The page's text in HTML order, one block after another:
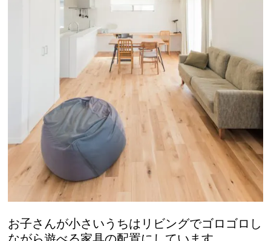
お子さんが小さいうちはリビングでゴロゴロし